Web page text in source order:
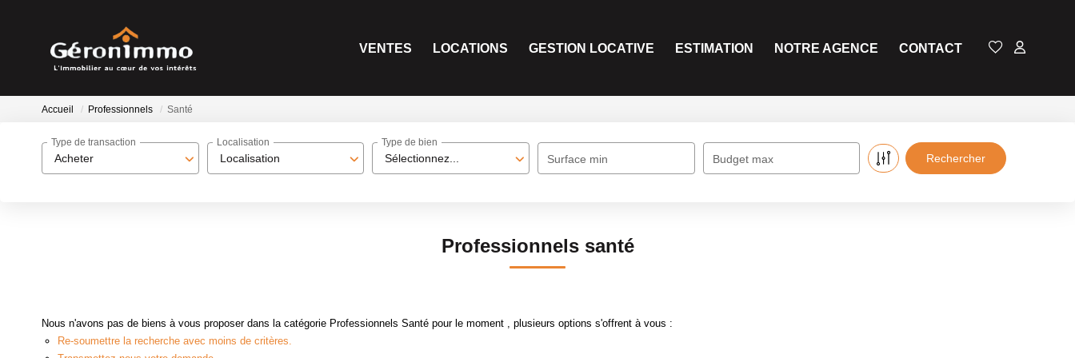
VENTES LOCATIONS GESTION LOCATIVE ESTIMATION NOTRE AGENCE CONTACT
Accueil Professionnels Santé
Acheter
Type de transaction
Localisation
Localisation
Sélectionnez...
Type de bien
Surface min Budget max
Professionnels santé
Nous n'avons pas de biens à vous proposer dans la catégorie Professionnels Santé pour le moment , plusieurs options s'offrent à vous :
Re-soumettre la recherche avec moins de critères.